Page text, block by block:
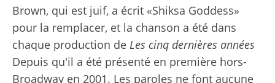
Brown, qui est juif, a écrit «Shiksa Goddess»
pour la remplacer, et la chanson a été dans
chaque production de Les cinq dernières années
Depuis qu'il a été présenté en première hors-
Broadway en 2001. Les paroles ne font aucune